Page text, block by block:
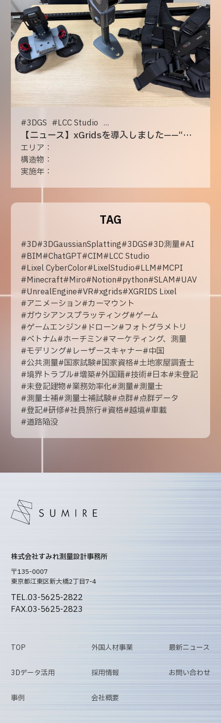
#3DGS #LCC Studio ...
【ニュース】xGridsを導入しました——“動く現場”を、そのまま高精度3Dへ
エリア：
構造物：
実施年：
TAG
#3D#3DGaussianSplatting#3DGS#3D測量#AI
#BIM#ChatGPT#CIM#LCC Studio
#Lixel CyberColor#LixelStudio#LLM#MCPI
#Minecraft#Miro#Notion#python#SLAM#UAV
#UnrealEngine#VR#xgrids#XGRIDS Lixel
#アニメーション#カーマウント
#ガウシアンスプラッティング#ゲーム
#ゲームエンジン# ドローン#フォトグラメトリ
#ベトナム#ホーチミン#マーケティング、測量
#モデリング#レーザースキャナー#中国
#公共測量#国家試験#国家資格#土地家屋調査士
#境界トラブル#増築#外国籍#技術#日本#未登記
#未登記建物#業務効率化#測量#測量士
#測量士補#測量士補試験#点群#点群データ
#登記#研修#社員旅行#資格#越境#車載
#道路陥没
株式会社すみれ測量設計事務所
〒135-0007
東京都江東区新大橋2丁目7-4
TEL.03-5625-2822
FAX.03-5625-2823
TOP
3Dデータ活用
事例
外国人材事業
採用情報
会社概要
最新ニュース
お問い合わせ